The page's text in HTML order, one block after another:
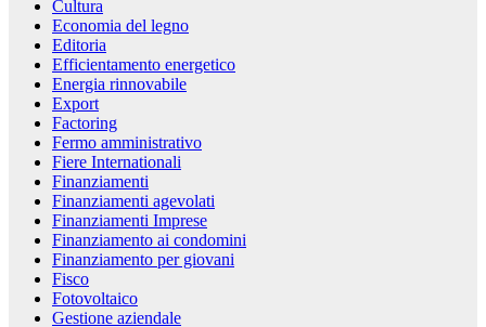
Cultura
Economia del legno
Editoria
Efficientamento energetico
Energia rinnovabile
Export
Factoring
Fermo amministrativo
Fiere Internationali
Finanziamenti
Finanziamenti agevolati
Finanziamenti Imprese
Finanziamento ai condomini
Finanziamento per giovani
Fisco
Fotovoltaico
Gestione aziendale